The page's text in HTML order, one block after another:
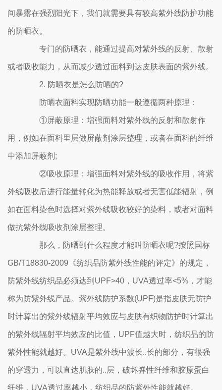
间暴露在强烈阳光下，我们就需要具有较高紫外线防护功能
的防晒衣。
专门的防晒衣，能通过提高对紫外线的反射、散射
或者吸收能力，从而减少透过面料到达皮肤表面的紫外线。
2. 防晒衣是怎么防晒的?
防晒衣面料实现防晒功能一般遵循两种原理：
①屏蔽原理：增强面料对紫外线的反射和散射作
用，例如在面料里层做屏蔽剂涂层整理，或者在面料的纤维
中添加屏蔽剂;
②吸收原理：增强面料对紫外线的吸收作用，将紫
外线吸收后进行能量转化为热能释放或者无害低能辐射，例
如在面料染色时选择对紫外线吸收较好的染料，或者对面料
做抗紫外线吸收剂涂层整理。
那么，防晒到什么程度才能叫防晒衣呢?按照国标
GB/T18830-2009《纺织品防紫外线性能的评定》的规定，
防紫外线纺织品必须达到UPF>40，UVA透过率<5%，才能
称为防紫外线产品。紫外线防护系数(UPF)是指皮肤无防护
时计算出的紫外线辐射平均效应与皮肤有织物防护时计算出
的紫外线辐射平均效应的比值，UPF值越大时，纺织品的防
紫外性能就越好。UVA是紫外线中波长..长的部分，有很强
的穿透力，可以直达肌肤的..层，破坏弹性纤维和胶原蛋白
纤维，UVA透过率越小，纺织品的防紫外性能就越好。